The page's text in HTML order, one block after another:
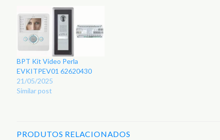
BPT Kit Video Perla
EVKITPEV01 62620430
21/05/2025
Similar post
PRODUTOS RELACIONADOS